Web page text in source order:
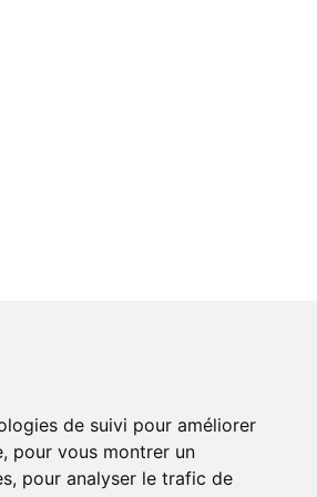
de suivi pour améliorer
pour vous montrer un
pour analyser le trafic de